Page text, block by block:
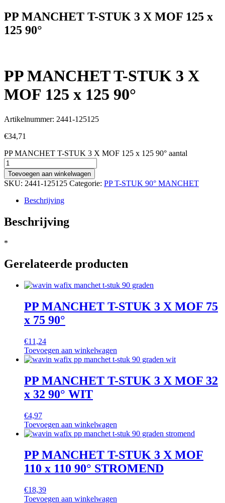
PP MANCHET T-STUK 3 X MOF 125 x
125 90°
PP MANCHET T-STUK 3 X
MOF 125 x 125 90°
Artikelnummer: 2441-125125
€34,71
PP MANCHET T-STUK 3 X MOF 125 x 125 90° aantal
Toevoegen aan winkelwagen
SKU: 2441-125125 Categorie: PP T-STUK 90° MANCHET
Beschrijving
Beschrijving
*
Gerelateerde producten
PP MANCHET T-STUK 3 X MOF 75
x 75 90°
€11,24
Toevoegen aan winkelwagen
PP MANCHET T-STUK 3 X MOF 32
x 32 90° WIT
€4,97
Toevoegen aan winkelwagen
PP MANCHET T-STUK 3 X MOF
110 x 110 90° STROMEND
€18,39
Toevoegen aan winkelwagen